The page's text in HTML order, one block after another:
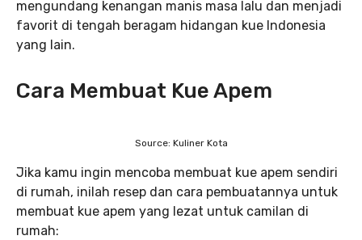
mengundang kenangan manis masa lalu dan menjadi
favorit di tengah beragam hidangan kue Indonesia
yang lain.
Cara Membuat Kue Apem
Source: Kuliner Kota
Jika kamu ingin mencoba membuat kue apem sendiri
di rumah, inilah resep dan cara pembuatannya untuk
membuat kue apem yang lezat untuk camilan di
rumah: